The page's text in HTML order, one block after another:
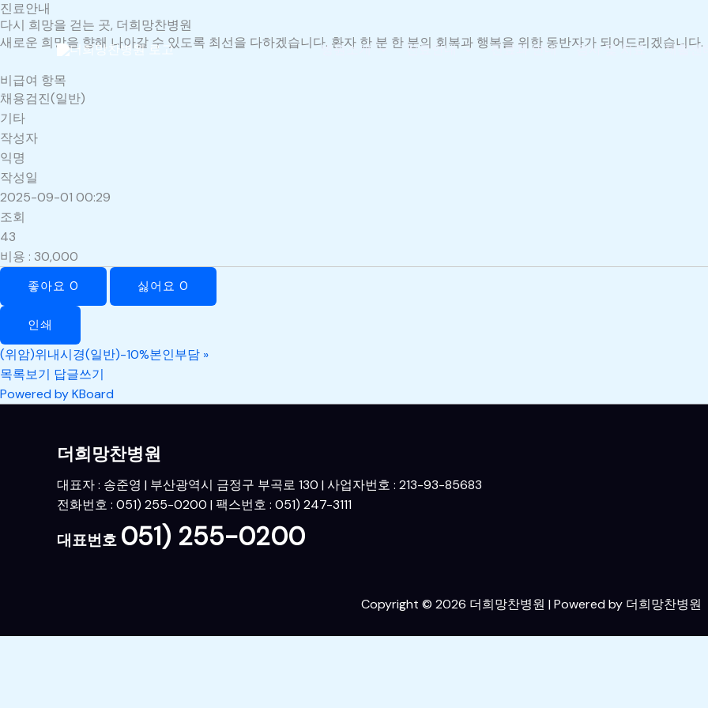
콘
텐
츠
건
너
뛰
기
병원소개 진료안내 진료과 안내 검사 및 치료 재활센터
진료안내
다시 희망을 걷는 곳, 더희망찬병원
새로운 희망을 향해 나아갈 수 있도록 최선을 다하겠습니다. 환자 한 분 한 분의 회복과 행복을 위한 동반자가 되어드리겠습니다.
비급여 항목
채용검진(일반)
기타
작성자
익명
작성일
2025-09-01 00:29
조회
43
비용 : 30,000
좋아요 0 싫어요 0
인쇄
(위암)위내시경(일반)-10%본인부담 »
목록보기 답글쓰기
Powered by KBoard
더희망찬병원
대표자 : 송준영 | 부산광역시 금정구 부곡로 130 | 사업자번호 : 213-93-85683
전화번호 : 051) 255-0200 | 팩스번호 : 051) 247-3111
대표번호 051) 255-0200
Copyright © 2026 더희망찬병원 | Powered by 더희망찬병원